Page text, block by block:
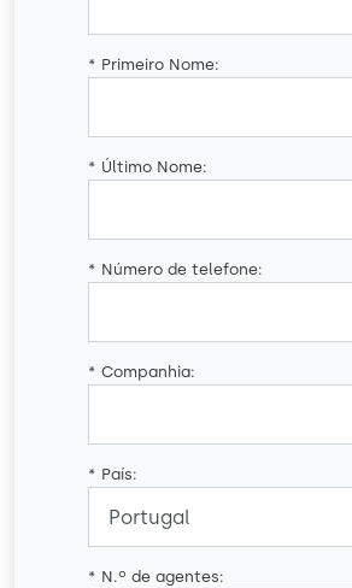
* Primeiro Nome:
* Último Nome:
* Número de telefone:
* Companhia:
* País:
* N.º de agentes: